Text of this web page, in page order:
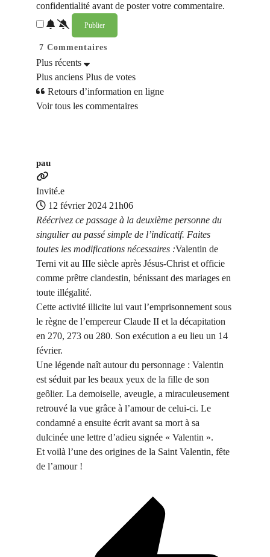
confidentialité avant de poster votre commentaire.
7 Commentaires
Plus récents
Plus anciens Plus de votes
Retours d’information en ligne
Voir tous les commentaires
pau
Invité.e
12 février 2024 21h06
Réécrivez ce passage à la deuxième personne du
singulier au passé simple de l’indicatif. Faites
toutes les modifications nécessaires :Valentin de
Terni vit au IIIe siècle après Jésus-Christ et officie
comme prêtre clandestin, bénissant des mariages en
toute illégalité.
Cette activité illicite lui vaut l’emprisonnement sous
le règne de l’empereur Claude II et la décapitation
en 270, 273 ou 280. Son exécution a eu lieu un 14
février.
Une légende naît autour du personnage : Valentin
est séduit par les beaux yeux de la fille de son
geôlier. La demoiselle, aveugle, a miraculeusement
retrouvé la vue grâce à l’amour de celui-ci. Le
condamné a ensuite écrit avant sa mort à sa
dulcinée une lettre d’adieu signée « Valentin ».
Et voilà l’une des origines de la Saint Valentin, fête
de l’amour !